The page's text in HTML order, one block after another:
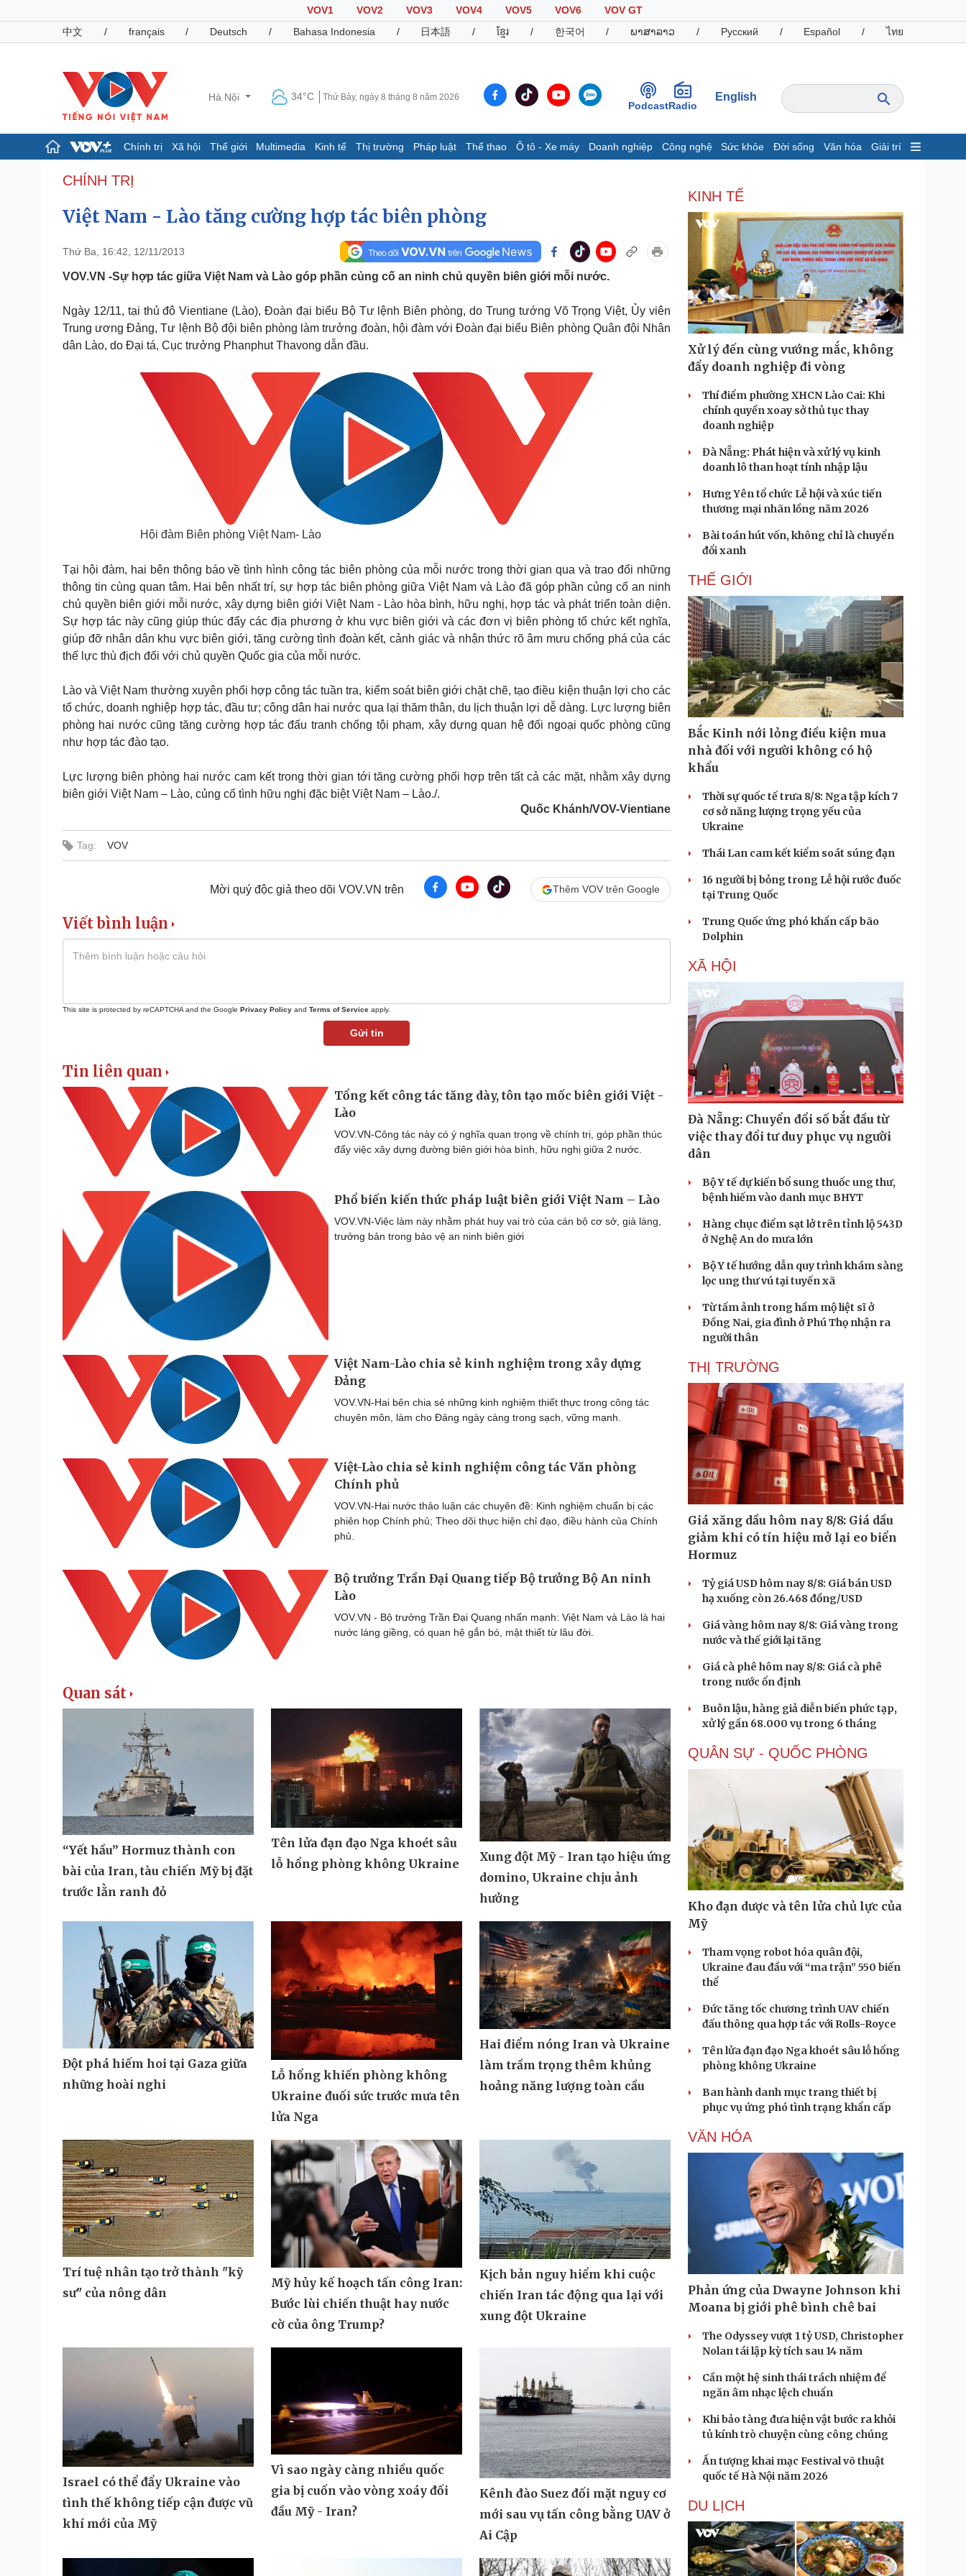
VOV1 VOV2 VOV3 VOV4 VOV5 VOV6
VOV GT
中文
/ français / Deutsch / Bahasa Indonesia / 日本語 / ខ្មែរ / 한국어 / ພາສາລາວ / Русский / Español / ไทย
Hà Nội 34°C Thứ Bảy, ngày 8 tháng 8 năm 2026
PodcastRadio
English
Chính trị Xã hội Thế giới Multimedia Kinh tế Thị trường Pháp luật Thể thao Ô tô - Xe máy Doanh nghiệp Công nghệ Sức khỏe Đời sống Văn hóa Giải trí
Chính trị
Tổ chức nhân sự
Quốc hội
Dự báo thời tiết
Giáo dục
Biển đảo
Cuộc sống đó đây
Hồ sơ
Infographic
Bất động sản
Khởi nghiệp
Tiêu dùng
Tỷ giá
Chứng khoán
Giá cà phê
Vụ án
Tin nóng
Tư vấn luật
Vũ khí
Việt Nam
Phân tích
Bóng đá
Lịch thi đấu bóng đá
Thế giới thể thao
Hậu trường
Ô tô
Xe máy
Doanh nghiệp
Thông tin doanh nghiệp
Doanh nghiệp 24h
Doanh nhân
Vì cộng đồng
Công nghệ
Sành điệu
Tin Công nghệ
Trải nghiệm
Chuyển đổi số
Dinh dưỡng - món ngon
Đời sống
Nhà đẹp
Tình yêu - Gia đình
Sân khấu - Điện ảnh
Văn học
Di sản
Giải trí
Nghệ sĩ
Thời trang
Sao Việt
Podcast
Câu chuyện thời sự
Cửa sổ tình yêu
Kể chuyện cho bé
CHÍNH TRỊ
Việt Nam - Lào tăng cường hợp tác biên phòng
Thứ Ba, 16:42, 12/11/2013
VOV.VN -Sự hợp tác giữa Việt Nam và Lào góp phần củng cố an ninh chủ quyền biên giới mỗi nước.
Ngày 12/11, tại thủ đô Vientiane (Lào), Đoàn đại biểu Bộ Tư lệnh Biên phòng, do Trung tướng Võ Trọng Việt, Ủy viên
Trung ương Đảng, Tư lệnh Bộ đội biên phòng làm trưởng đoàn, hội đàm với Đoàn đại biểu Biên phòng Quân đội Nhân
dân Lào, do Đại tá, Cục trưởng Phanphut Thavong dẫn đầu.
Hội đàm Biên phòng Việt Nam- Lào
Tại hội đàm, hai bên thông báo về tình hình công tác biên phòng của mỗi nước trong thời gian qua và trao đổi những
thông tin cùng quan tâm. Hai bên nhất trí, sự hợp tác biên phòng giữa Việt Nam và Lào đã góp phần củng cố an ninh
chủ quyền biên giới mỗi nước, xây dựng biên giới Việt Nam - Lào hòa bình, hữu nghị, hợp tác và phát triển toàn diện.
Sự hợp tác này cũng giúp thúc đẩy các địa phương ở khu vực biên giới và các đơn vị biên phòng tổ chức kết nghĩa,
giúp đỡ nhân dân khu vực biên giới, tăng cường tình đoàn kết, cảnh giác và nhận thức rõ âm mưu chống phá của các
thế lực thù địch đối với chủ quyền Quốc gia của mỗi nước.
Lào và Việt Nam thường xuyên phối hợp công tác tuần tra, kiểm soát biên giới chặt chẽ, tạo điều kiện thuận lợi cho các
tổ chức, doanh nghiệp hợp tác, đầu tư; công dân hai nước qua lại thăm thân, du lịch thuận lợi dễ dàng. Lực lượng biên
phòng hai nước cũng tăng cường hợp tác đấu tranh chống tội phạm, xây dựng quan hệ đối ngoại quốc phòng cũng
như hợp tác đào tạo.
Lực lượng biên phòng hai nước cam kết trong thời gian tới tăng cường phối hợp trên tất cả các mặt, nhằm xây dựng
biên giới Việt Nam – Lào, củng cố tình hữu nghị đặc biệt Việt Nam – Lào./.
Quốc Khánh/VOV-Vientiane
Tag: VOV
Mời quý độc giả theo dõi VOV.VN trên Thêm VOV trên Google
Viết bình luận
This site is protected by reCAPTCHA and the Google Privacy Policy and Terms of Service apply.
Gửi tin
Tin liên quan
Tổng kết công tác tăng dày, tôn tạo mốc biên giới Việt -
Lào
VOV.VN-Công tác này có ý nghĩa quan trọng về chính trị, góp phần thúc
đẩy việc xây dựng đường biên giới hòa bình, hữu nghị giữa 2 nước.
Phổ biến kiến thức pháp luật biên giới Việt Nam – Lào
VOV.VN-Việc làm này nhằm phát huy vai trò của cán bộ cơ sở, già làng,
trưởng bản trong bảo vệ an ninh biên giới
Việt Nam-Lào chia sẻ kinh nghiệm trong xây dựng
Đảng
VOV.VN-Hai bên chia sẻ những kinh nghiệm thiết thực trong công tác
chuyên môn, làm cho Đảng ngày càng trong sạch, vững mạnh.
Việt-Lào chia sẻ kinh nghiệm công tác Văn phòng
Chính phủ
VOV.VN-Hai nước thảo luận các chuyên đề: Kinh nghiệm chuẩn bị các
phiên họp Chính phủ; Theo dõi thực hiện chỉ đạo, điều hành của Chính
phủ.
Bộ trưởng Trần Đại Quang tiếp Bộ trưởng Bộ An ninh
Lào
VOV.VN - Bộ trưởng Trần Đại Quang nhấn mạnh: Việt Nam và Lào là hai
nước láng giềng, có quan hệ gắn bó, mật thiết từ lâu đời.
Quan sát
“Yết hầu” Hormuz thành con
bài của Iran, tàu chiến Mỹ bị đặt
trước lằn ranh đỏ
Tên lửa đạn đạo Nga khoét sâu
lỗ hổng phòng không Ukraine
Xung đột Mỹ - Iran tạo hiệu ứng
domino, Ukraine chịu ảnh
hưởng
Đột phá hiếm hoi tại Gaza giữa
những hoài nghi
Lỗ hổng khiến phòng không
Ukraine đuối sức trước mưa tên
lửa Nga
Hai điểm nóng Iran và Ukraine
làm trầm trọng thêm khủng
hoảng năng lượng toàn cầu
Trí tuệ nhân tạo trở thành "kỹ
sư" của nông dân
Mỹ hủy kế hoạch tấn công Iran:
Bước lùi chiến thuật hay nước
cờ của ông Trump?
Kịch bản nguy hiểm khi cuộc
chiến Iran tác động qua lại với
xung đột Ukraine
Israel có thể đẩy Ukraine vào
tình thế không tiếp cận được vũ
khí mới của Mỹ
Vì sao ngày càng nhiều quốc
gia bị cuốn vào vòng xoáy đối
đầu Mỹ - Iran?
Kênh đào Suez đối mặt nguy cơ
mới sau vụ tấn công bằng UAV ở
Ai Cập
KINH TẾ
Xử lý đến cùng vướng mắc, không
đẩy doanh nghiệp đi vòng
Thí điểm phường XHCN Lào Cai: Khi
chính quyền xoay sở thủ tục thay
doanh nghiệp
Đà Nẵng: Phát hiện và xử lý vụ kinh
doanh lô than hoạt tính nhập lậu
Hưng Yên tổ chức Lễ hội và xúc tiến
thương mại nhãn lồng năm 2026
Bài toán hút vốn, không chỉ là chuyển
đổi xanh
THẾ GIỚI
Bắc Kinh nới lỏng điều kiện mua
nhà đối với người không có hộ
khẩu
Thời sự quốc tế trưa 8/8: Nga tập kích 7
cơ sở năng lượng trọng yếu của
Ukraine
Thái Lan cam kết kiểm soát súng đạn
16 người bị bỏng trong Lễ hội rước đuốc
tại Trung Quốc
Trung Quốc ứng phó khẩn cấp bão
Dolphin
XÃ HỘI
Đà Nẵng: Chuyển đổi số bắt đầu từ
việc thay đổi tư duy phục vụ người
dân
Bộ Y tế dự kiến bổ sung thuốc ung thư,
bệnh hiếm vào danh mục BHYT
Hàng chục điểm sạt lở trên tỉnh lộ 543D
ở Nghệ An do mưa lớn
Bộ Y tế hướng dẫn quy trình khám sàng
lọc ung thư vú tại tuyến xã
Từ tấm ảnh trong hầm mộ liệt sĩ ở
Đồng Nai, gia đình ở Phú Thọ nhận ra
người thân
THỊ TRƯỜNG
Giá xăng dầu hôm nay 8/8: Giá dầu
giảm khi có tín hiệu mở lại eo biển
Hormuz
Tỷ giá USD hôm nay 8/8: Giá bán USD
hạ xuống còn 26.468 đồng/USD
Giá vàng hôm nay 8/8: Giá vàng trong
nước và thế giới lại tăng
Giá cà phê hôm nay 8/8: Giá cà phê
trong nước ổn định
Buôn lậu, hàng giả diễn biến phức tạp,
xử lý gần 68.000 vụ trong 6 tháng
QUÂN SỰ - QUỐC PHÒNG
Kho đạn dược và tên lửa chủ lực của
Mỹ
Tham vọng robot hóa quân đội,
Ukraine đau đầu với “ma trận” 550 biến
thể
Đức tăng tốc chương trình UAV chiến
đấu thông qua hợp tác với Rolls-Royce
Tên lửa đạn đạo Nga khoét sâu lỗ hổng
phòng không Ukraine
Ban hành danh mục trang thiết bị
phục vụ ứng phó tình trạng khẩn cấp
VĂN HÓA
Phản ứng của Dwayne Johnson khi
Moana bị giới phê bình chê bai
The Odyssey vượt 1 tỷ USD, Christopher
Nolan tái lập kỳ tích sau 14 năm
Cần một hệ sinh thái trách nhiệm để
ngăn âm nhạc lệch chuẩn
Khi bảo tàng đưa hiện vật bước ra khỏi
tủ kính trò chuyện cùng công chúng
Ấn tượng khai mạc Festival võ thuật
quốc tế Hà Nội năm 2026
DU LỊCH